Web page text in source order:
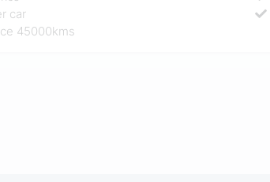
car
45000kms